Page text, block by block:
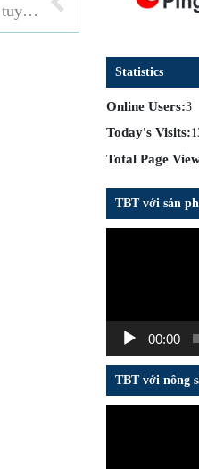
Thông báo về việc tạm dừng tổ chức tuyển dụng viên chức năm 2021
Statistics
Online Users:3
Today's Visits:
Total Page
TBT với sản
00:00
TBT với nông